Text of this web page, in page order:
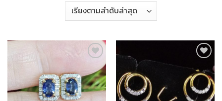
Wishlist Wishlist